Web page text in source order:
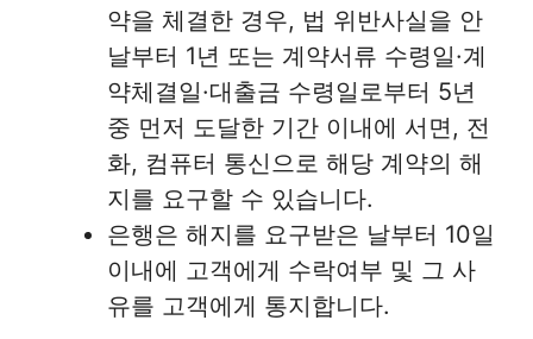
약을 체결한 경우, 법 위반사실을 안
날부터 1년 또는 계약서류 수령일·계
약체결일·대출금 수령일로부터 5년
중 먼저 도달한 기간 이내에 서면, 전
화, 컴퓨터 통신으로 해당 계약의 해
지를 요구할 수 있습니다.
은행은 해지를 요구받은 날부터 10일
이내에 고객에게 수락여부 및 그 사
유를 고객에게 통지합니다.